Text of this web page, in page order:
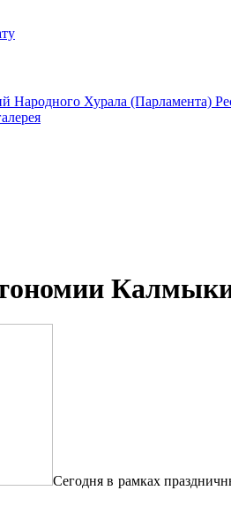
Сегодня в рамках